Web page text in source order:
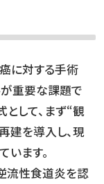
に対する手術
重要な課題で
として、まず“観
建を導入し、現
ます。
流性食道炎を認